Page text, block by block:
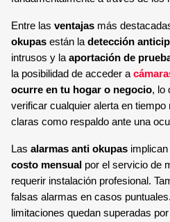
Entre las ventajas más
okupas están la detección
intrusos y la aportación de
la posibilidad de acceder a
ocurre en tu hogar o negocio, lo
verificar cualquier alerta en
claras como respaldo ante una
Las alarmas anti okupas implican
costo mensual por el servicio de
requerir instalación profesional.
falsas alarmas en casos
limitaciones quedan superadas